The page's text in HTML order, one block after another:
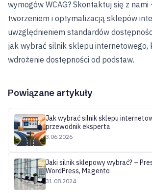
wymogów WCAG? Skontaktuj się z nami
tworzeniem i optymalizacją sklepów
uwzględnieniem standardów
jak wybrać silnik sklepu internetowego,
wdrożenie dostępności od podstaw.
Powiązane artykuły
Jak wybrać silnik sklepu
przewodnik eksperta
3.06.2026
Jaki silnik sklepowy wybrać? –
WordPress, Magento
31.08.2024